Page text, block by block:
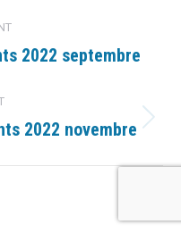
2022 septembre
2022 novembre